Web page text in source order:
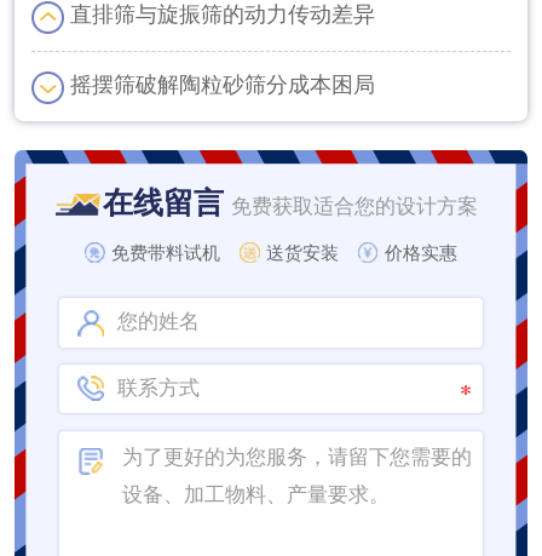
直排筛与旋振筛的动力传动差异
摇摆筛破解陶粒砂筛分成本困局
在线留言 免费获取适合您的设计方案
免费带料试机 送货安装 价格实惠